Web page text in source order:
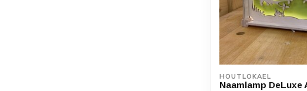
HOUTLOKAEL
Naamlamp DeLuxe